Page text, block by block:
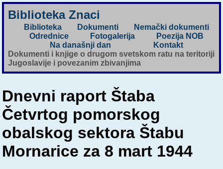
Biblioteka Znaci
Biblioteka Dokumenti
Nemački dokumenti
Odrednice
Fotogalerija
Poezija NOB
Na današnji dan
Kontakt
Dokumenti i knjige o drugom svetskom ratu na teritoriji
Jugoslavije i povezanim zbivanjima
Dnevni raport Štaba
Četvrtog pomorskog
obalskog sektora Štabu
Mornarice za 8 mart 1944